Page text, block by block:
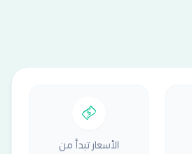
الأسعار تبدأ من